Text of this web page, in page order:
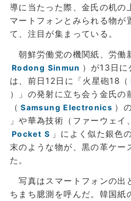
導に当たった際、金氏の机の
マートフォンとみられる物が
て、注目が集まっている。
朝鮮労働党の機関紙、労働
Rodong Sinmun ）が13日に
は、前日12日に「火星砲18（
）」の発射に立ち会う金氏の
（ Samsung Electronics ）
」や華為技術（ファーウェイ、
Pocket S 」によく似た銀色
末のような物が、黒の革ケー
た。
写真はスマートフォンの出
ちまち臆測を呼んだ。韓国紙